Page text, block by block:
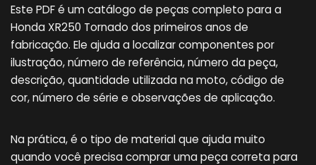
Este PDF é um catálogo de peças completo para a
Honda XR250 Tornado dos primeiros anos de
fabricação. Ele ajuda a localizar componentes por
ilustração, número de referência, número da peça,
descrição, quantidade utilizada na moto, código de
cor, número de série e observações de aplicação.
Na prática, é o tipo de material que ajuda muito
quando você precisa comprar uma peça correta para